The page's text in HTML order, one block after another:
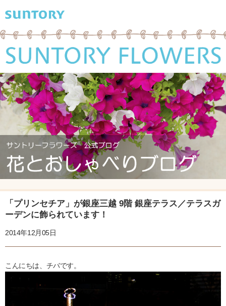
「プリンセチア」が銀座三越 9階 銀座テラス／テラスガ
ーデンに飾られています！
2014年12月05日
こんにちは、チバです。